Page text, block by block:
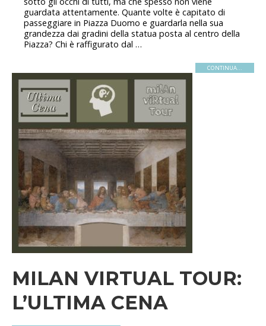
guardata attentamente. Quante volte è capitato di
passeggiare in Piazza Duomo e guardarla nella sua
grandezza dai gradini della statua posta al centro della
Piazza? Chi è raffigurato dal …
CONTINUA...
MILAN VIRTUAL TOUR:
L’ULTIMA CENA